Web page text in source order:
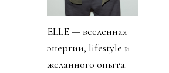
ELLE — вселенная
энергии, lifestyle и
желанного опыта.